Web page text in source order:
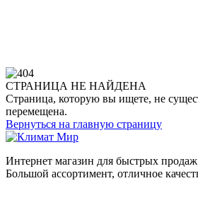
СТРАНИЦА НЕ НАЙДЕНА
Страница, которую вы ищете, не
перемещена.
Вернуться на главную страницу
Интернет магазин для быстрых
Большой ассортимент, отличное